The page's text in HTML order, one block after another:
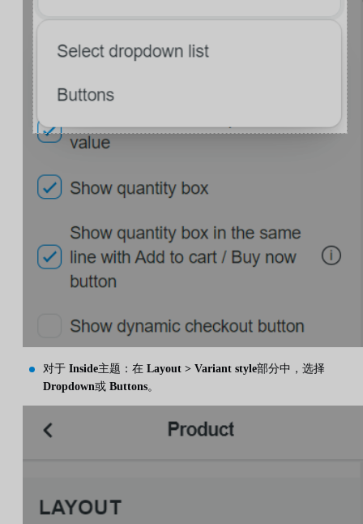
对于 Inside主题：在 Layout > Variant style部分中，选择
Dropdown或 Buttons。